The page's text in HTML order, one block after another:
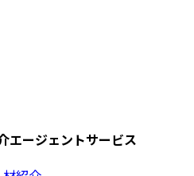
エージェントサービス